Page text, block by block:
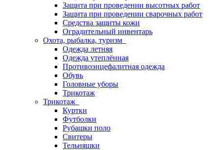
Защита при проведении высотных работ
Защита при проведении сварочных работ
Средства защиты кожи
Оградительный инвентарь
Охота, рыбалка, туризм
Одежда летняя
Одежда утеплённая
Противоэнцефалитная одежда
Обувь
Головные уборы
Трикотаж
Трикотаж
Куртки
Футболки
Рубашки поло
Свитеры
Тельняшки